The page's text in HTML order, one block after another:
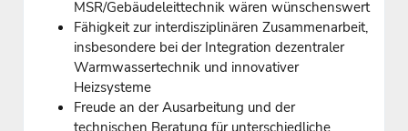
MSR/Gebäudeleittechnik wären wünschenswert
Fähigkeit zur interdisziplinären Zusammenarbeit,
insbesondere bei der Integration dezentraler
Warmwassertechnik und innovativer
Heizsysteme
Freude an der Ausarbeitung und der
technischen Beratung für unterschiedliche